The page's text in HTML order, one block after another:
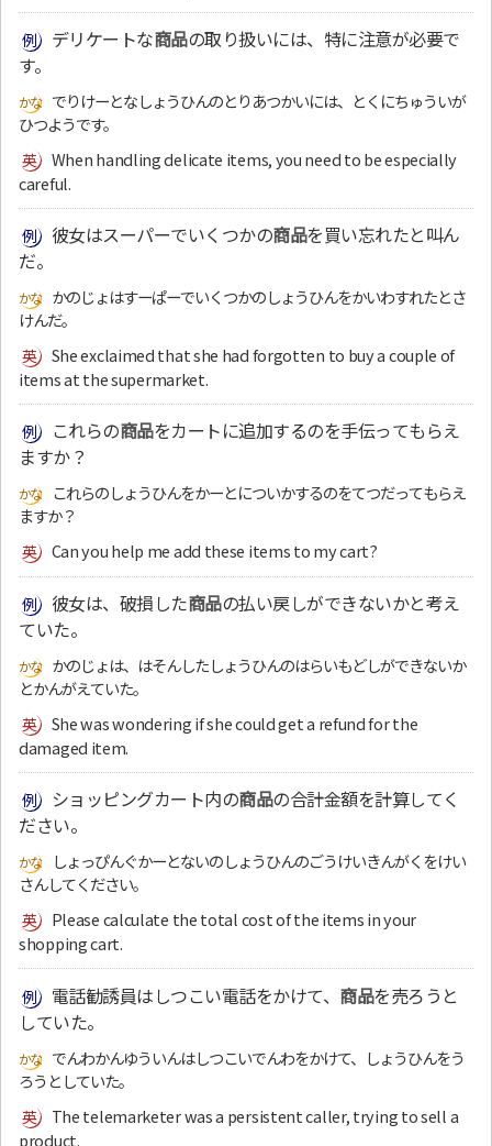
デリケートな商品の取り扱いには、特に注意が必要で
す。
でりけーとなしょうひんのとりあつかいには、とくにちゅういが
ひつようです。
When handling delicate items, you need to be especially
careful.
彼女はスーパーでいくつかの商品を買い忘れたと叫ん
だ。
かのじょはすーぱーでいくつかのしょうひんをかいわすれたとさ
けんだ。
She exclaimed that she had forgotten to buy a couple of
items at the supermarket.
これらの商品をカートに追加するのを手伝ってもらえ
ますか？
これらのしょうひんをかーとについかするのをてつだってもらえ
ますか？
Can you help me add these items to my cart?
彼女は、破損した商品の払い戻しができないかと考え
ていた。
かのじょは、はそんしたしょうひんのはらいもどしができないか
とかんがえていた。
She was wondering if she could get a refund for the
damaged item.
ショッピングカート内の商品の合計金額を計算してく
ださい。
しょっぴんぐかーとないのしょうひんのごうけいきんがくをけい
さんしてください。
Please calculate the total cost of the items in your
shopping cart.
電話勧誘員はしつこい電話をかけて、 商品を売ろうと
していた。
でんわかんゆういんはしつこいでんわをかけて、しょうひんをう
ろうとしていた。
The telemarketer was a persistent caller, trying to sell a
product.